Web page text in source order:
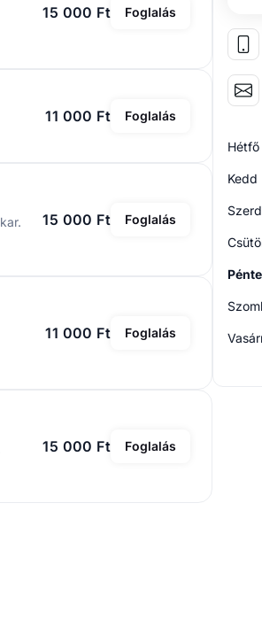
15 000 Ft Foglalás
11 000 Ft Foglalás
15 000 Ft Foglalás
11 000 Ft Foglalás
15 000 Ft Foglalás
Hétfő
Kedd